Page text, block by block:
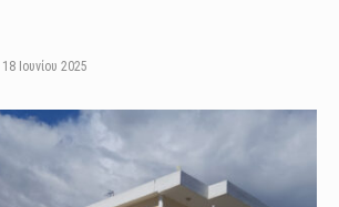
18 Ιουνίου 2025